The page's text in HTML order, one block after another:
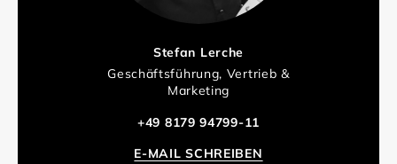
Stefan Lerche
Geschäftsführung, Vertrieb &
Marketing
+49 8179 94799-11
E-MAIL SCHREIBEN